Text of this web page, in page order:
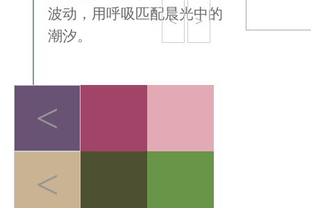
< >
波动，用呼吸匹配晨光中的
潮汐。
<
<